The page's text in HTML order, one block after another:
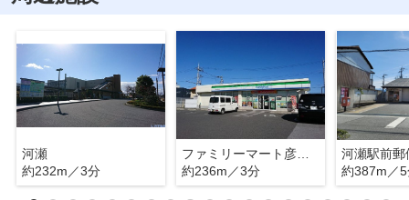
河瀬
約232m／3分
ファミリーマート彦根川瀬馬場町店
約236m／3分
河瀬駅前郵
約387m／